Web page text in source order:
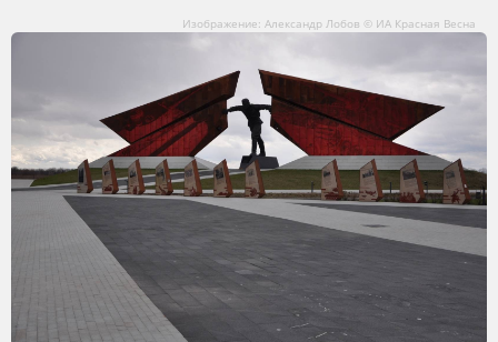
Изображение: Александр Лобов © ИА Красная Весна